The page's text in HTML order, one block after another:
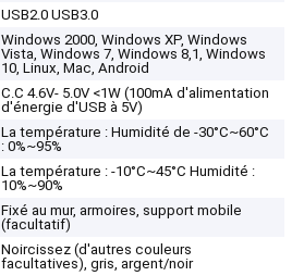
USB2.0 USB3.0
Windows 2000, Windows XP, Windows
Vista, Windows 7, Windows 8,1, Windows
10, Linux, Mac, Android
C.C 4.6V- 5.0V <1W (100mA d'alimentation
d'énergie d'USB à 5V)
La température : Humidité de -30°C~60°C
: 0%~95%
La température : -10°C~45°C Humidité :
10%~90%
Fixé au mur, armoires, support mobile
(facultatif)
Noircissez (d'autres couleurs
facultatives), gris, argent/noir